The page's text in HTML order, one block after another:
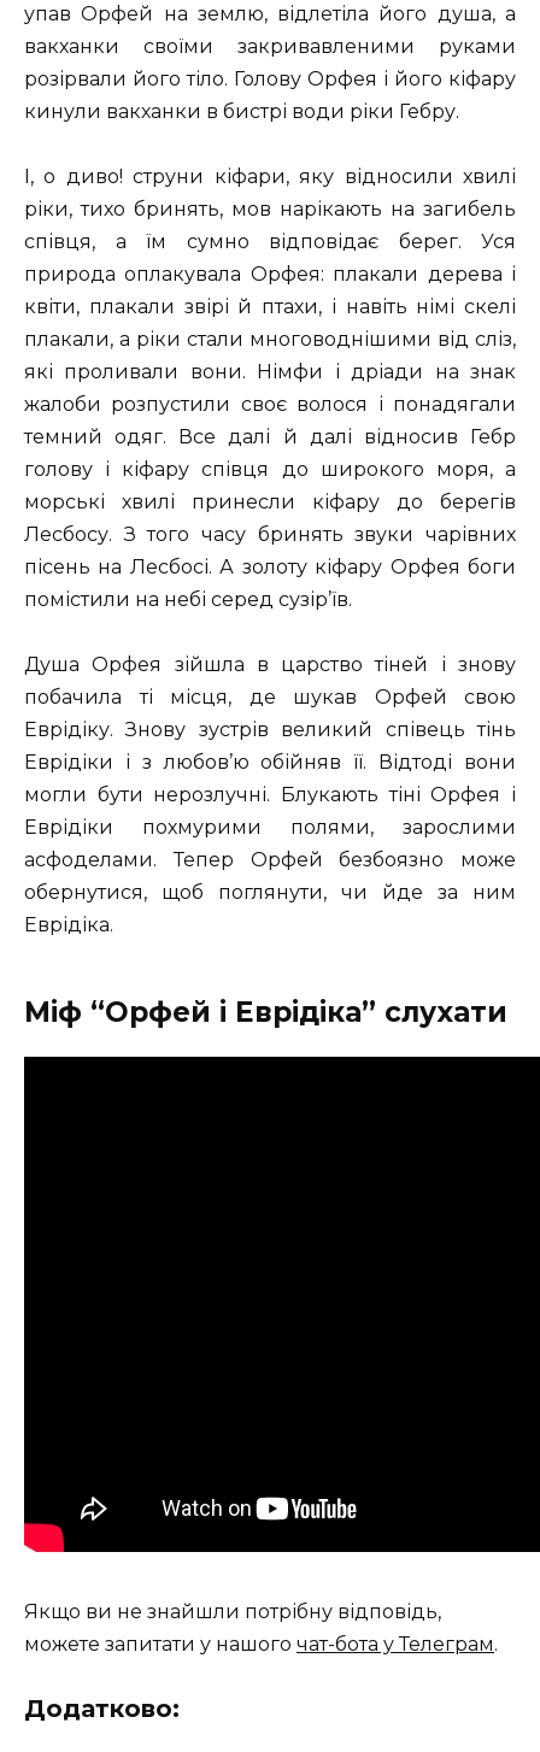
упав Орфей на землю, відлетіла його душа, а
вакханки своїми закривавленими руками
розірвали його тіло. Голову Орфея і його кіфару
кинули вакханки в бистрі води ріки Гебру.
І, о диво! струни кіфари, яку відносили хвилі
ріки, тихо бринять, мов нарікають на загибель
співця, а їм сумно відповідає берег. Уся
природа оплакувала Орфея: плакали дерева і
квіти, плакали звірі й птахи, і навіть німі скелі
плакали, а ріки стали многоводнішими від сліз,
які проливали вони. Німфи і дріади на знак
жалоби розпустили своє волося і понадягали
темний одяг. Все далі й далі відносив Гебр
голову і кіфару співця до широкого моря, а
морські хвилі принесли кіфару до берегів
Лесбосу. З того часу бринять звуки чарівних
пісень на Лесбосі. А золоту кіфару Орфея боги
помістили на небі серед сузір’їв.
Душа Орфея зійшла в царство тіней і знову
побачила ті місця, де шукав Орфей свою
Еврідіку. Знову зустрів великий співець тінь
Еврідіки і з любов’ю обійняв її. Відтоді вони
могли бути нерозлучні. Блукають тіні Орфея і
Еврідіки похмурими полями, зарослими
асфоделами. Тепер Орфей безбоязно може
обернутися, щоб поглянути, чи йде за ним
Еврідіка.
Міф “Орфей і Еврідіка” слухати
Якщо ви не знайшли потрібну відповідь,
можете запитати у нашого чат-бота у Телеграм.
Додатково: